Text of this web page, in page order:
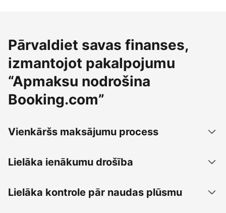
Pārvaldiet savas finanses,
izmantojot pakalpojumu
“Apmaksu nodrošina
Booking.com”
Vienkāršs maksājumu process
Lielāka ienākumu drošība
Lielāka kontrole pār naudas plūsmu